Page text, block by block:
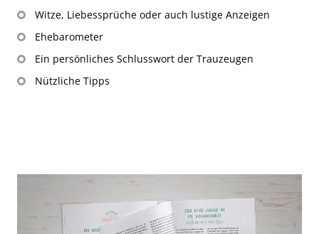
Witze, Liebessprüche oder auch lustige Anzeigen
Ehebarometer
Ein persönliches Schlusswort der Trauzeugen
Nützliche Tipps